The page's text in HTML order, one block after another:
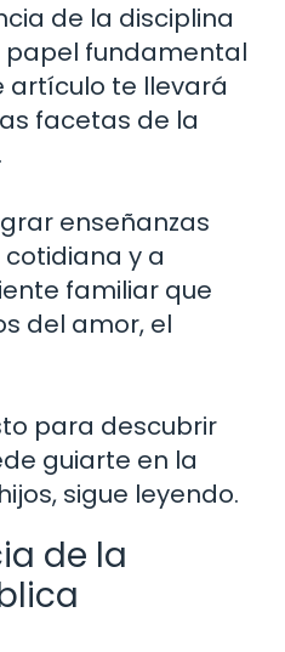
de la disciplina
fundamental
artículo te llevará
facetas de la
enseñanzas
y a
familiar que
del amor, el
para descubrir
guiarte en la
sigue leyendo.
de la